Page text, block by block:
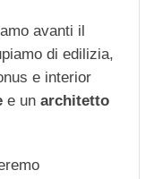
avanti il
di edilizia,
e interior
e un architetto